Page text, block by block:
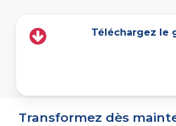
Téléchargez le
Transformez dès